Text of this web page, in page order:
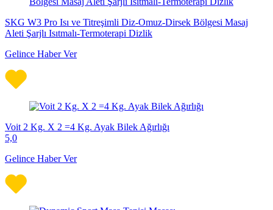
SKG W3 Pro Isı ve Titreşimli Diz-Omuz-Dirsek Bölgesi Masaj
Aleti Şarjlı Isıtmalı-Termoterapi Dizlik
Gelince Haber Ver
Voit 2 Kg. X 2 =4 Kg. Ayak Bilek Ağırlığı
5,0
Gelince Haber Ver